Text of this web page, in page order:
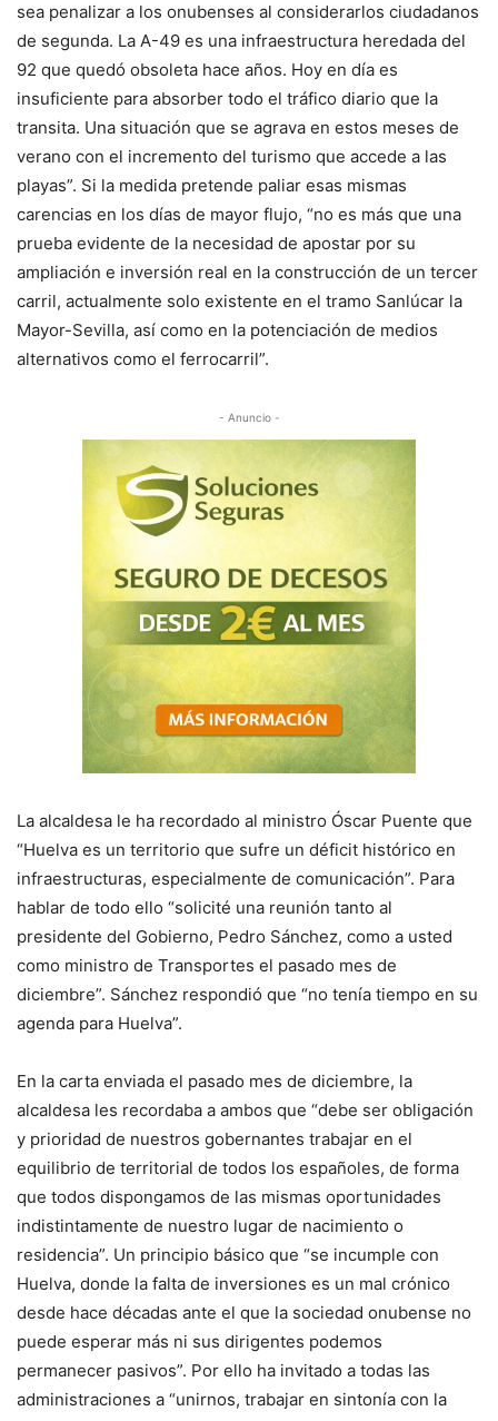
sea penalizar a los onubenses al considerarlos ciudadanos
de segunda. La A-49 es una infraestructura heredada del
92 que quedó obsoleta hace años. Hoy en día es
insuficiente para absorber todo el tráfico diario que la
transita. Una situación que se agrava en estos meses de
verano con el incremento del turismo que accede a las
playas”. Si la medida pretende paliar esas mismas
carencias en los días de mayor flujo, “no es más que una
prueba evidente de la necesidad de apostar por su
ampliación e inversión real en la construcción de un tercer
carril, actualmente solo existente en el tramo Sanlúcar la
Mayor-Sevilla, así como en la potenciación de medios
alternativos como el ferrocarril”.
- Anuncio -
La alcaldesa le ha recordado al ministro Óscar Puente que
“Huelva es un territorio que sufre un déficit histórico en
infraestructuras, especialmente de comunicación”. Para
hablar de todo ello “solicité una reunión tanto al
presidente del Gobierno, Pedro Sánchez, como a usted
como ministro de Transportes el pasado mes de
diciembre”. Sánchez respondió que “no tenía tiempo en su
agenda para Huelva”.
En la carta enviada el pasado mes de diciembre, la
alcaldesa les recordaba a ambos que “debe ser obligación
y prioridad de nuestros gobernantes trabajar en el
equilibrio de territorial de todos los españoles, de forma
que todos dispongamos de las mismas oportunidades
indistintamente de nuestro lugar de nacimiento o
residencia”. Un principio básico que “se incumple con
Huelva, donde la falta de inversiones es un mal crónico
desde hace décadas ante el que la sociedad onubense no
puede esperar más ni sus dirigentes podemos
permanecer pasivos”. Por ello ha invitado a todas las
administraciones a “unirnos, trabajar en sintonía con la